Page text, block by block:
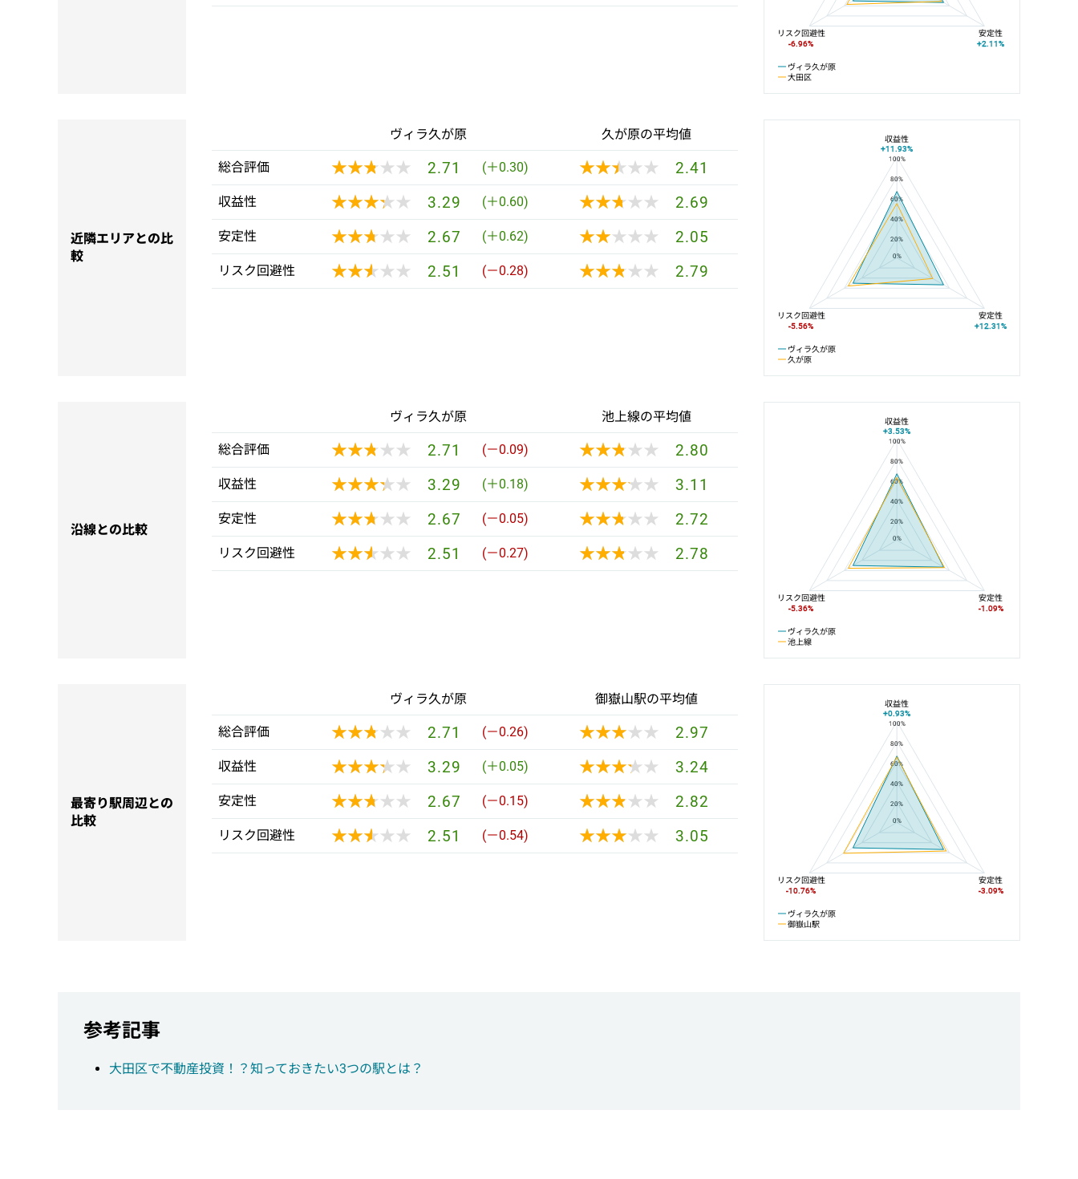
ヴィラ久が原
大田区
リスク回避性
-6.96%
安定性
+2.11%
近隣エリアとの比
較
ヴィラ久が原 久が原の平均値
総合評価 ★★★★★
★★★★★ 2.71 (＋0.30) ★★★★★
★★★★★ 2.41
収益性 ★★★★★
★★★★★ 3.29 (＋0.60) ★★★★★
★★★★★ 2.69
安定性 ★★★★★
★★★★★ 2.67 (＋0.62) ★★★★★
★★★★★ 2.05
リスク回避性 ★★★★★
★★★★★ 2.51 (－0.28) ★★★★★
★★★★★ 2.79
ヴィラ久が原と久が原の平均値の総合評価の比較
100%
80%
60%
40%
20%
0%
ヴィラ久が原
久が原
収益性
+11.93%
リスク回避性
-5.56%
安定性
+12.31%
沿線との比較
ヴィラ久が原 池上線の平均値
総合評価 ★★★★★
★★★★★ 2.71 (－0.09) ★★★★★
★★★★★ 2.80
収益性 ★★★★★
★★★★★ 3.29 (＋0.18) ★★★★★
★★★★★ 3.11
安定性 ★★★★★
★★★★★ 2.67 (－0.05) ★★★★★
★★★★★ 2.72
リスク回避性 ★★★★★
★★★★★ 2.51 (－0.27) ★★★★★
★★★★★ 2.78
ヴィラ久が原と池上線の平均値の総合評価の比較
100%
80%
60%
40%
20%
0%
ヴィラ久が原
池上線
収益性
+3.53%
リスク回避性
-5.36%
安定性
-1.09%
最寄り駅周辺との
比較
ヴィラ久が原 御嶽山駅の平均値
総合評価 ★★★★★
★★★★★ 2.71 (－0.26) ★★★★★
★★★★★ 2.97
収益性 ★★★★★
★★★★★ 3.29 (＋0.05) ★★★★★
★★★★★ 3.24
安定性 ★★★★★
★★★★★ 2.67 (－0.15) ★★★★★
★★★★★ 2.82
リスク回避性 ★★★★★
★★★★★ 2.51 (－0.54) ★★★★★
★★★★★ 3.05
ヴィラ久が原と御嶽山駅の平均値の総合評価の比較
100%
80%
60%
40%
20%
0%
ヴィラ久が原
御嶽山駅
収益性
+0.93%
リスク回避性
-10.76%
安定性
-3.09%
参考記事
大田区で不動産投資！？知っておきたい3つの駅とは？